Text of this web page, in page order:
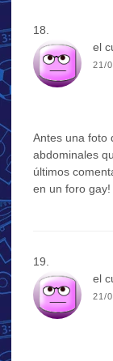
el
21/
Antes una foto
abdominales
últimos
en un foro gay!
el
21/